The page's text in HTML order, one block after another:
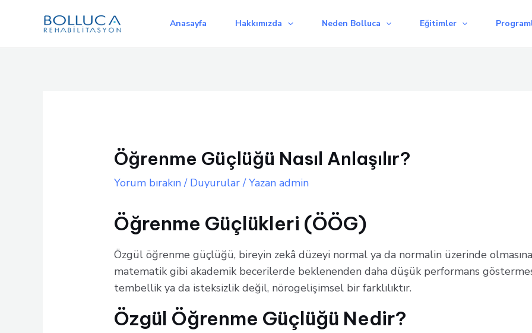
Anasayfa Hakkımızda Neden Bolluca Eğitimler
Öğrenme Güçlüğü Nasıl Anlaşılır?
Yorum bırakın / Duyurular/ Yazan admin
Öğrenme Güçlükleri (ÖÖG)
Özgül öğrenme güçlüğü, bireyin zekâ düzeyi normal ya da normalin üzerinde
matematik gibi akademik becerilerde beklenenden daha düşük performans
tembellik ya da isteksizlik değil, nörogelişimsel bir farklılıktır.
Özgül Öğrenme Güçlüğü Nedir?